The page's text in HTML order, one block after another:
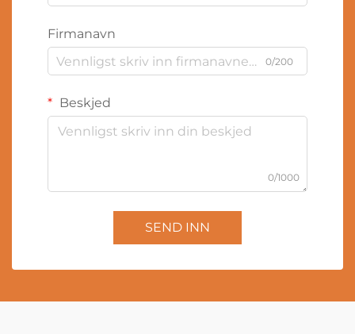
Firmanavn
0/200
Beskjed
0/1000
SEND INN